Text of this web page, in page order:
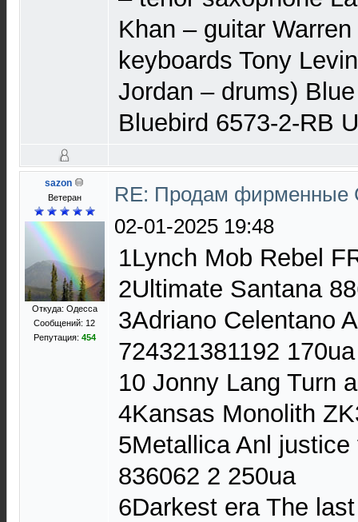
Khan – guitar
keyboards Tony
Jordan – drums)
Bluebird 6573-2-RB
sazon
Ветеран
Откуда: Одесса
Сообщений: 12
Репутация: 454
RE: Продам фирменные
02-01-2025 19:48
1Lynch Mob Rebel
2Ultimate Santana
3Adriano Celentano
724321381192 170ua
10 Jonny Lang Turn
4Kansas Monolith
5Metallica Anl
836062 2 250ua
6Darkest era The